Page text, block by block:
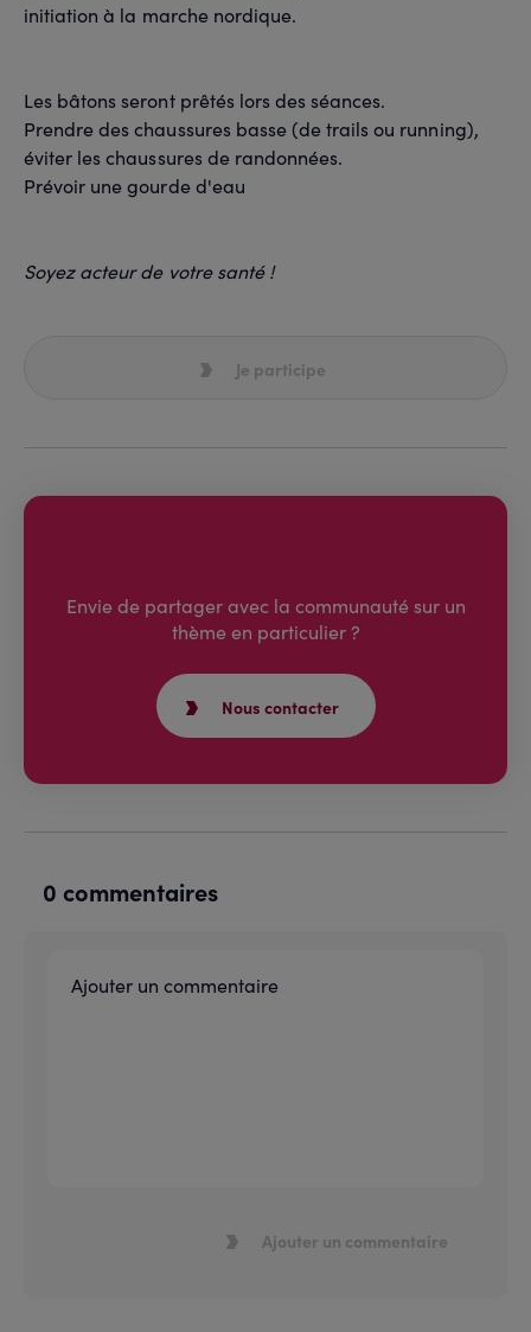
initiation à la marche nordique.
Les bâtons seront prêtés lors des séances.
Prendre des chaussures basse (de trails ou running),
éviter les chaussures de randonnées.
Prévoir une gourde d'eau
Soyez acteur de votre santé !
Je participe
0 commentaires
Ajouter un commentaire
Envie de partager avec la communauté sur un
thème en particulier ?
Nous contacter